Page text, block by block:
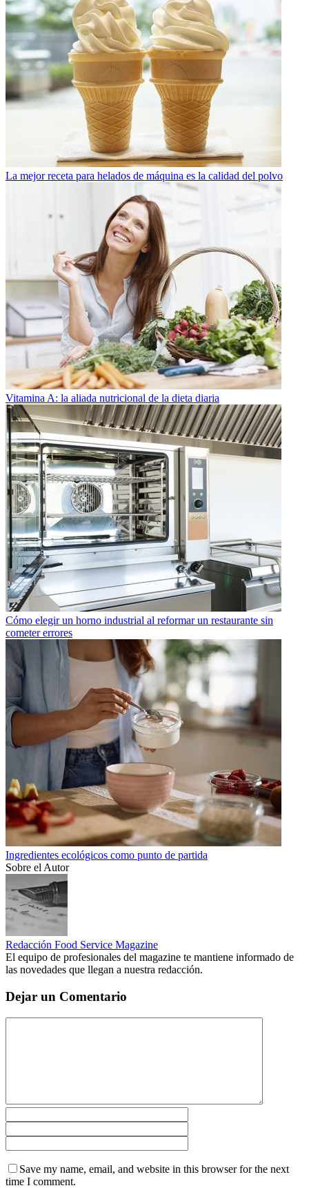
La mejor receta para helados de máquina es la calidad del polvo
Vitamina A: la aliada nutricional de la dieta diaria
Cómo elegir un horno industrial al reformar un restaurante sin
cometer errores
Ingredientes ecológicos como punto de partida
Sobre el Autor
Redacción Food Service Magazine
El equipo de profesionales del magazine te mantiene informado de
las novedades que llegan a nuestra redacción.
Dejar un Comentario
Save my name, email, and website in this browser for the next
time I comment.